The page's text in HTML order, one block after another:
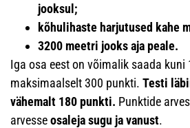
jooksul;
kõhulihaste harjutused kahe
3200 meetri jooks aja peale.
Iga osa eest on võimalik saada kuni
maksimaalselt 300 punkti. Testi
vähemalt 180 punkti. Punktide
arvesseosaleja sugu ja vanust.